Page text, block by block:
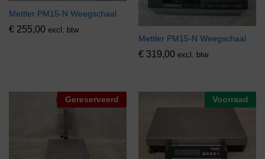
Mettler PM15-N Weegschaal
€ 255,00 excl. btw
Mettler PM15-N Weegschaal
€ 319,00 excl. btw
Gereserveerd Voorraad